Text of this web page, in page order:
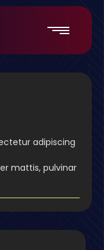
adipiscing
mattis, pulvinar